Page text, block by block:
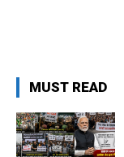
MUST READ